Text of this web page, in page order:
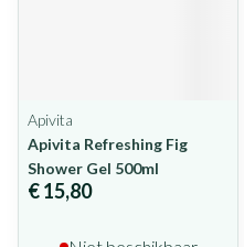
Apivita
Apivita Refreshing Fig
Shower Gel 500ml
€ 15,80